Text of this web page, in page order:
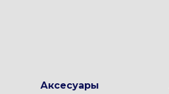
Аксесуары